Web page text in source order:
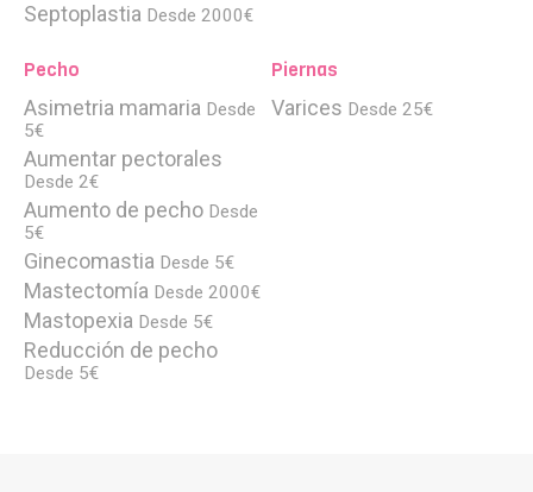
Septoplastia Desde 2000€
Pecho
Asimetria mamaria Desde
5€
Aumentar pectorales
Desde 2€
Aumento de pecho Desde
5€
Ginecomastia Desde 5€
Mastectomía Desde 2000€
Mastopexia Desde 5€
Reducción de pecho
Desde 5€
Piernas
Varices Desde 25€